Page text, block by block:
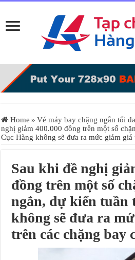
Home » Vé máy bay chặng ngắn tối
nghị giảm 400.000 đồng trên một số
Cục Hàng không sẽ đưa ra mức giảm
Sau khi đề nghị
đồng trên một số
ngắn, dự kiến tuần
không sẽ đưa ra
trên các chặng bay